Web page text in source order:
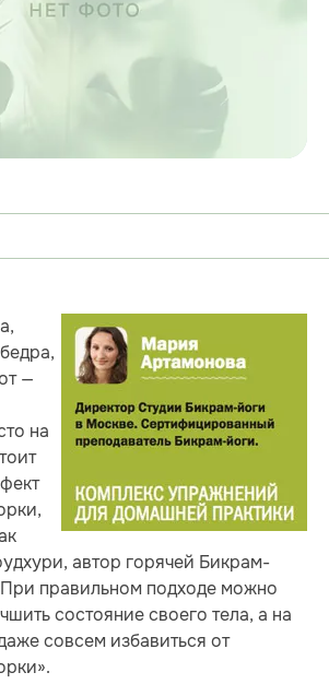
—
на
автор горячей Бикрам-
правильном подходе можно
состояние своего тела, а на
совсем избавиться от